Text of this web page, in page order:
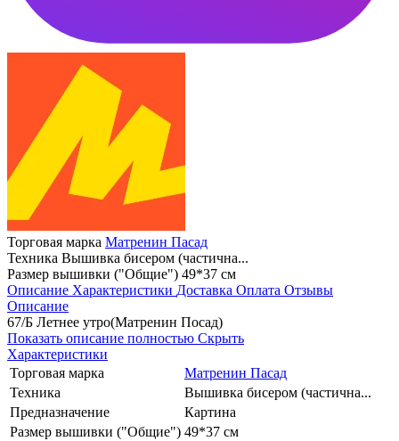
Торговая марка Матренин Пасад
Техника Вышивка бисером (частична...
Размер вышивки ("Общие") 49*37 см
Описание Характеристики Доставка Оплата Отзывы
Описание
67/Б Летнее утро(Матренин Посад)
Показать описание полностью Скрыть
Характеристики
Торговая марка
Матренин Пасад
Техника
Вышивка бисером (частична...
Предназначение
Картина
Размер вышивки ("Общие") 49*37 см